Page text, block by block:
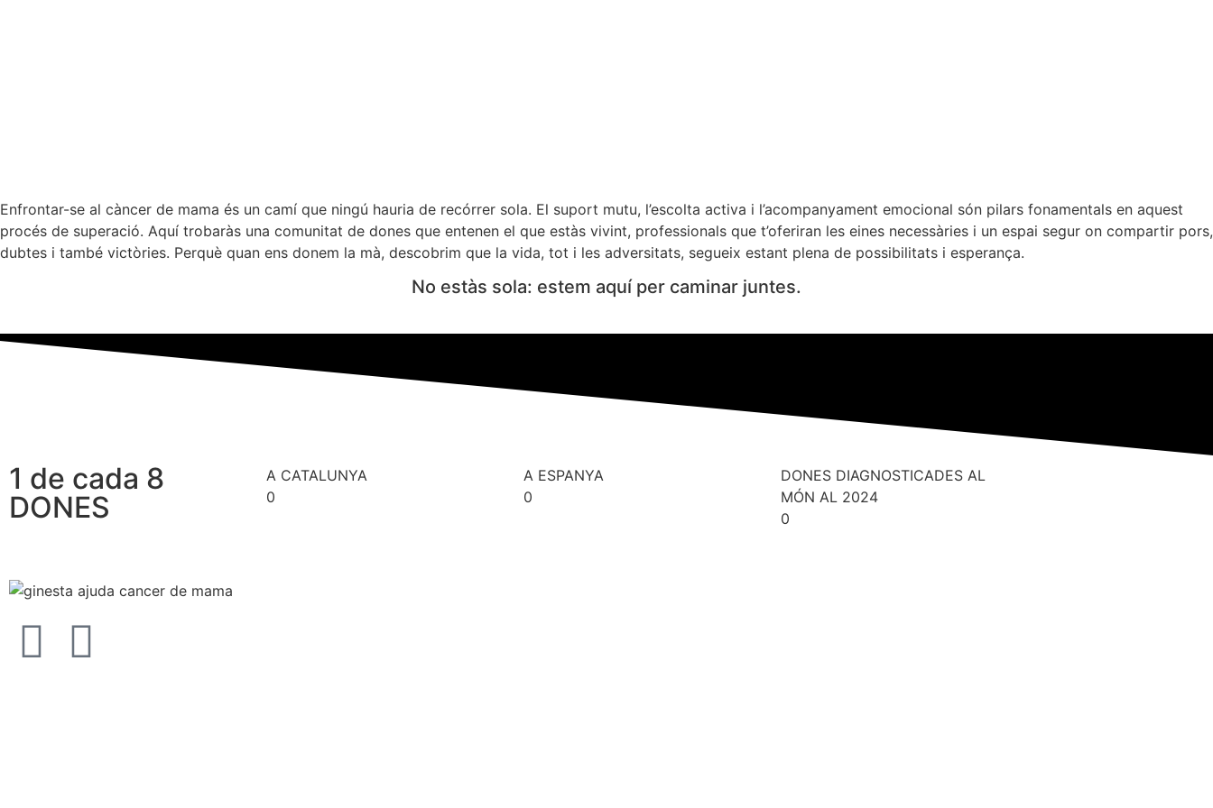
Enfrontar-se al càncer de mama és un camí que ningú hauria de recórrer sola. El suport mutu, l’escolta activa i l’acompanyament emocional són pilars fonamentals en aquest
procés de superació. Aquí trobaràs una comunitat de dones que entenen el que estàs vivint, professionals que t’oferiran les eines necessàries i un espai segur on compartir pors,
dubtes i també victòries. Perquè quan ens donem la mà, descobrim que la vida, tot i les adversitats, segueix estant plena de possibilitats i esperança.
No estàs sola: estem aquí per caminar juntes.
1 de cada 8
DONES
A CATALUNYA
0
A ESPANYA
0
DONES DIAGNOSTICADES AL
MÓN AL 2024
0